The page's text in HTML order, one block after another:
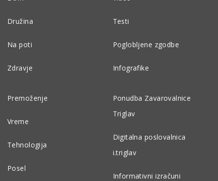
Družina
Na poti
Zdravje
Premoženje
Vreme
Tehnologija
Posel
Testi
Poglobljene zgodbe
Infografike
Ponudba Zavarovalnice
Triglav
Digitalna poslovalnica
i.triglav
Informativni izračuni